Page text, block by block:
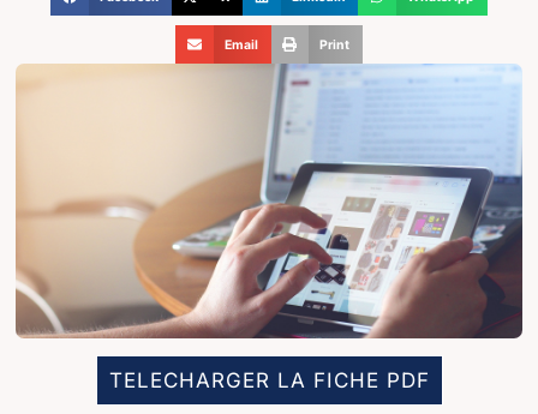
Email Print
TELECHARGER LA FICHE PDF